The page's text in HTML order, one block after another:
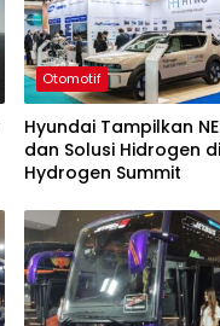
Otomotif
Hyundai Tampilkan
dan Solusi Hidrogen
Hydrogen Summit